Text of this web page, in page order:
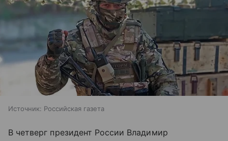
Источник: Российская газета
В четверг президент России Владимир